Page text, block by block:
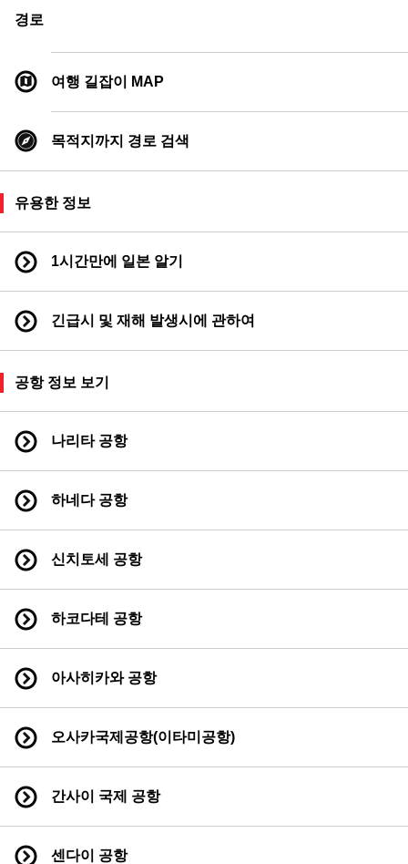
페리 승차역
경로
여행 길잡이 MAP
목적지까지 경로 검색
유용한 정보
1시간만에 일본 알기
긴급시 및 재해 발생시에 관하여
공항 정보 보기
나리타 공항
하네다 공항
신치토세 공항
하코다테 공항
아사히카와 공항
오사카국제공항(이타미공항)
간사이 국제 공항
센다이 공항